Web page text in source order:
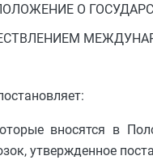
О
вносятся в
утвержденное